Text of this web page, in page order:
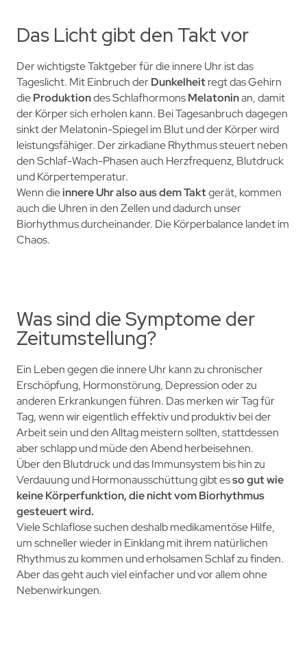
Das Licht gibt den Takt vor
Der wichtigste Taktgeber für die innere Uhr ist das
Tageslicht. Mit Einbruch derDunkelheitregtdas Gehirn
dieProduktiondes SchlafhormonsMelatoninan,damit
der Körper sich erholen kann. Bei Tagesanbruch dagegen
sinkt der Melatonin-Spiegel im Blut und der Körper wird
leistungsfähiger. Der zirkadiane Rhythmus steuert neben
den Schlaf-Wach-Phasen auch Herzfrequenz, Blutdruck
und Körpertemperatur.
Wenn dieinnere Uhr also aus dem Taktgerät, kommen
auch die Uhren in den Zellen und dadurch unser
Biorhythmus durcheinander. Die Körperbalance landet im
Chaos.
Was sind die Symptome der
Zeitumstellung?
Ein Leben gegen die innere Uhr kann zu chronischer
Erschöpfung, Hormonstörung, Depression oder zu
anderen Erkrankungen führen. Das merken wir Tag für
Tag, wenn wir eigentlich effektiv und produktiv bei der
Arbeit sein und den Alltag meistern sollten, stattdessen
aber schlapp und müde den Abend herbeisehnen.
Über den Blutdruck und das Immunsystem bis hin zu
Verdauung undHormonausschüttunggibt esso gut wie
keine Körperfunktion, die nicht vom Biorhythmus
gesteuert wird.
Viele Schlaflose suchen deshalb medikamentöse Hilfe,
um schneller wieder in Einklang mit ihrem natürlichen
Rhythmus zu kommen und erholsamen Schlaf zu finden.
Aber das geht auch viel einfacher und vor allem ohne
Nebenwirkungen.